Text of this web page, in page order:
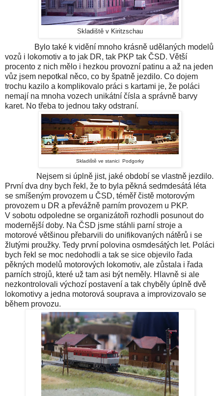
Skladiště v Kiritzschau
Bylo také k vidění mnoho krásně udělaných modelů
vozů i lokomotiv a to jak DR, tak PKP tak ČSD. Větší
procento z nich mělo i hezkou provozní patinu a až na jeden
vůz jsem nepotkal něco, co by špatně jezdilo. Co dojem
trochu kazilo a komplikovalo práci s kartami je, že poláci
nemají na mnoha vozech unikátní čísla a správně barvy
karet. No třeba to jednou taky odstraní.
Skladiště ve stanici Podgorky
Nejsem si úplně jist, jaké období se vlastně jezdilo.
První dva dny bych řekl, že to byla pěkná sedmdesátá léta
se smíšeným provozem u ČSD, téměř čistě motorovým
provozem u DR a převážně parním provozem u PKP.
V sobotu odpoledne se organizátoři rozhodli posunout do
modernější doby. Na ČSD jsme stáhli parní stroje a
motorové většinou přebarvili do unifikovaných nátěrů i se
žlutými proužky. Tedy první polovina osmdesátých let. Poláci
bych řekl se moc nedohodli a tak se sice objevilo řada
pěkných modelů motorových lokomotiv, ale zůstala i řada
parních strojů, které už tam asi být neměly. Hlavně si ale
nezkontrolovali výchozí postavení a tak chyběly úplně dvě
lokomotivy a jedna motorová souprava a improvizovalo se
během provozu.